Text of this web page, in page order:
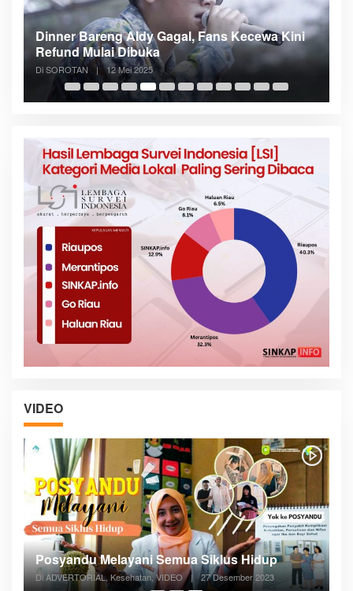
Dinner Bareng Aldy Gagal, Fans Kecewa Kini
Refund Mulai Dibuka
Di SOROTAN | 12 Mei 2025
VIDEO
Posyandu Melayani Semua Siklus Hidup
Di ADVERTORIAL, Kesehatan, VIDEO | 27 Desember 2023